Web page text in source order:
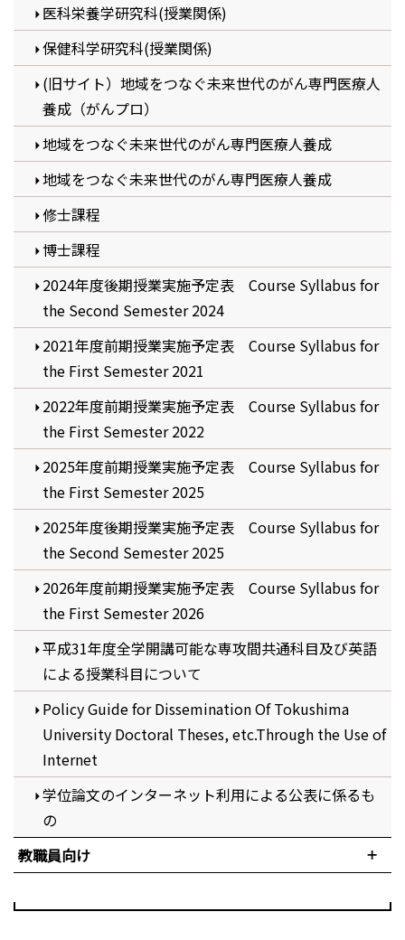
医科栄養学研究科(授業関係)
保健科学研究科(授業関係)
(旧サイト）地域をつなぐ未来世代のがん専門医療人
養成（がんプロ）
地域をつなぐ未来世代のがん専門医療人養成
地域をつなぐ未来世代のがん専門医療人養成
修士課程
博士課程
2024年度後期授業実施予定表 Course Syllabus for
the Second Semester 2024
2021年度前期授業実施予定表 Course Syllabus for
the First Semester 2021
2022年度前期授業実施予定表 Course Syllabus for
the First Semester 2022
2025年度前期授業実施予定表 Course Syllabus for
the First Semester 2025
2025年度後期授業実施予定表 Course Syllabus for
the Second Semester 2025
2026年度前期授業実施予定表 Course Syllabus for
the First Semester 2026
平成31年度全学開講可能な専攻間共通科目及び英語
による授業科目について
Policy Guide for Dissemination Of Tokushima
University Doctoral Theses, etc.Through the Use of
Internet
学位論文のインターネット利用による公表に係るも
の
教職員向け